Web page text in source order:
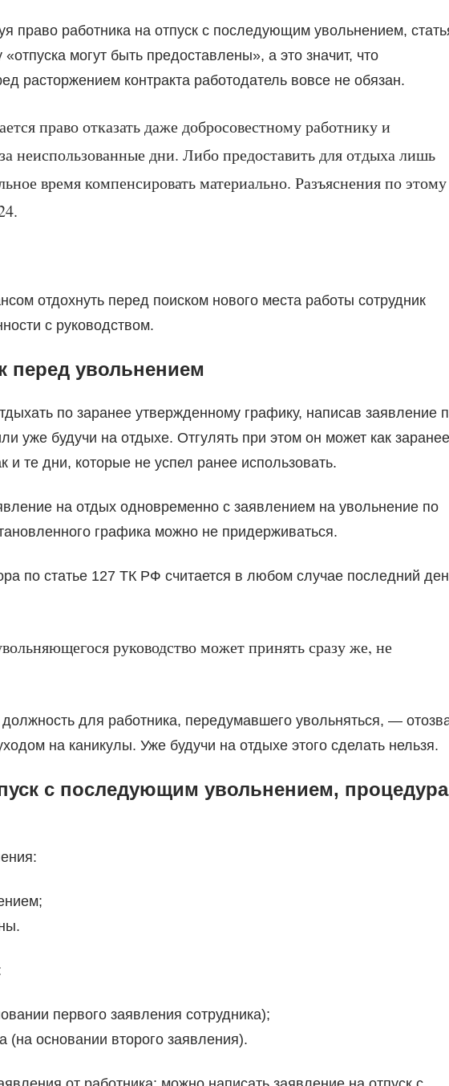
право работника на отпуск с последующим увольнением,
могут быть предоставлены», а это значит, что
расторжением контракта работодатель вовсе не обязан.
право отказать даже добросовестному работнику и
неиспользованные дни. Либо предоставить для отдыха лишь
время компенсировать материально. Разъяснения по этому
отдохнуть перед поиском нового места работы сотрудник
с руководством.
перед увольнением
по заранее утвержденному графику, написав заявление
уже будучи на отдыхе. Отгулять при этом он может как заранее
и те дни, которые не успел ранее использовать.
на отдых одновременно с заявлением на увольнение по
графика можно не придерживаться.
по статье 127 ТК РФ считается в любом случае последний
руководство может принять сразу же, не
для работника, передумавшего увольняться, —
на каникулы. Уже будучи на отдыхе этого сделать нельзя.
с последующим увольнением, процедура
первого заявления сотрудника);
(на основании второго заявления).